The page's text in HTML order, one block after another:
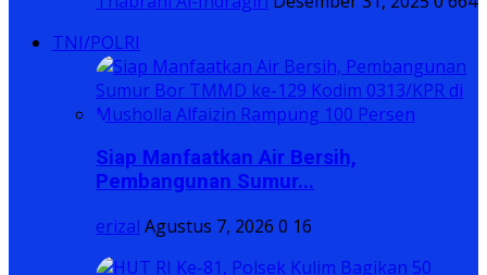
TNI/POLRI
Siap Manfaatkan Air Bersih,
Pembangunan Sumur...
erizal Agustus 7, 2026 0 16